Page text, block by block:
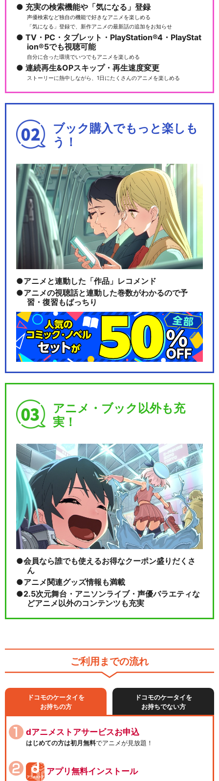
劇場版 Fate/Grand Order -
【男性マスター】Fate/Gran
d Orde…
【女性マスター】Fate/Gran
d Orde…
【男性マスター】Fate/Gran
d Orde…
【女性マスター】Fate/Gran
d Orde…
【男性マスター】Fate/Gran
d Orde…
【女性マスター】Fate/Gran
d Orde…
閉じる
充実の検索機能や「気になる」登録
声優検索など独自の機能で好きなアニメを楽しめる
「気になる」登録で、新作アニメの最新話の追加をお知らせ
TV・PC・タブレット・PlayStation®4・PlayStat
ion®5でも視聴可能
自分に合った環境でいつでもアニメを楽しめる
連続再生&OPスキップ・再生速度変更
ストーリーに熱中しながら、1日にたくさんのアニメを楽しめる
ブック購入でもっと楽しも
う！
アニメと連動した「作品」レコメンド
アニメの視聴話と連動した巻数がわかるので予
習・復習もばっちり
アニメ・ブック以外も充
実！
会員なら誰でも使えるお得なクーポン盛りだくさ
ん
アニメ関連グッズ情報も満載
2.5次元舞台・アニソンライブ・声優バラエティな
どアニメ以外のコンテンツも充実
ご利用までの流れ
ドコモのケータイを
お持ちの方
ドコモのケータイを
お持ちでない方
dアニメストアサービスお申込
はじめての方は初月無料でアニメが見放題！
アプリ無料インストール